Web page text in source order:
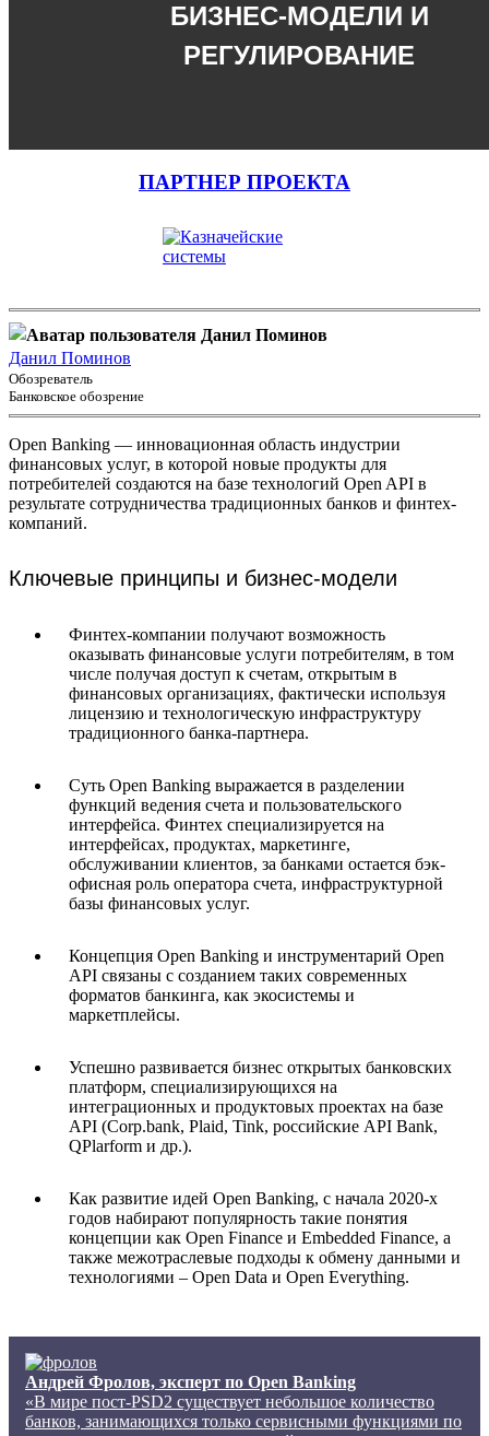
БИЗНЕС-МОДЕЛИ И
РЕГУЛИРОВАНИЕ
ПАРТНЕР ПРОЕКТА
Данил Поминов
Обозреватель
Банковское обозрение
Open Banking — инновационная область индустрии
финансовых услуг, в которой новые продукты для
потребителей создаются на базе технологий Open API в
результате сотрудничества традиционных банков и финтех-
компаний.
Ключевые принципы и бизнес-модели
Финтех-компании получают возможность
оказывать финансовые услуги потребителям, в том
числе получая доступ к счетам, открытым в
финансовых организациях, фактически используя
лицензию и технологическую инфраструктуру
традиционного банка-партнера.
Суть Open Banking выражается в разделении
функций ведения счета и пользовательского
интерфейса. Финтех специализируется на
интерфейсах, продуктах, маркетинге,
обслуживании клиентов, за банками остается бэк-
офисная роль оператора счета, инфраструктурной
базы финансовых услуг.
Концепция Open Banking и инструментарий Open
API связаны с созданием таких современных
форматов банкинга, как экосистемы и
маркетплейсы.
Успешно развивается бизнес открытых банковских
платформ, специализирующихся на
интеграционных и продуктовых проектах на базе
API (Corp.bank, Plaid, Tink, российские API Bank,
QPlarform и др.).
Как развитие идей Open Banking, с начала 2020-х
годов набирают популярность такие понятия
концепции как Open Finance и Embedded Finance, а
также межотраслевые подходы к обмену данными и
технологиями – Open Data и Open Everything.
Андрей Фролов, эксперт по Open Banking
«В мире пост-PSD2 существует небольшое количество
банков, занимающихся только сервисными функциями по